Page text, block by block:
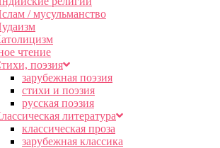
/ мусульманство
чтение
поэзия
зарубежная поэзия
стихи и поэзия
русская поэзия
литература
классическая проза
зарубежная классика